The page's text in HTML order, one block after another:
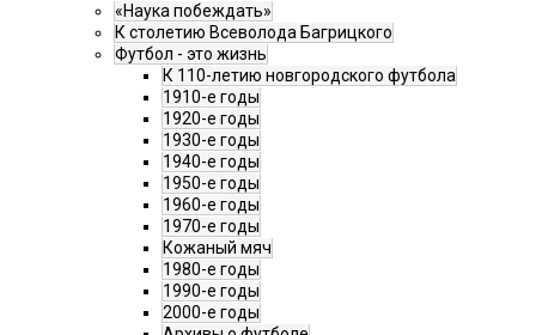
«Наука побеждать»
К столетию Всеволода Багрицкого
Футбол - это жизнь
К 110-летию новгородского футбола
1910-е годы
1920-е годы
1930-е годы
1940-е годы
1950-е годы
1960-е годы
1970-е годы
Кожаный мяч
1980-е годы
1990-е годы
2000-е годы